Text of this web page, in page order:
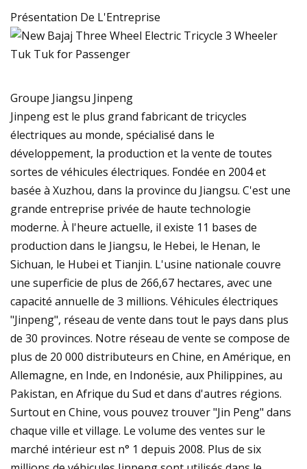
Présentation De L'Entreprise
Groupe Jiangsu Jinpeng
Jinpeng est le plus grand fabricant de tricycles
électriques au monde, spécialisé dans le
développement, la production et la vente de toutes
sortes de véhicules électriques. Fondée en 2004 et
basée à Xuzhou, dans la province du Jiangsu. C'est une
grande entreprise privée de haute technologie
moderne. À l'heure actuelle, il existe 11 bases de
production dans le Jiangsu, le Hebei, le Henan, le
Sichuan, le Hubei et Tianjin. L'usine nationale couvre
une superficie de plus de 266,67 hectares, avec une
capacité annuelle de 3 millions. Véhicules électriques
"Jinpeng", réseau de vente dans tout le pays dans plus
de 30 provinces. Notre réseau de vente se compose de
plus de 20 000 distributeurs en Chine, en Amérique, en
Allemagne, en Inde, en Indonésie, aux Philippines, au
Pakistan, en Afrique du Sud et dans d'autres régions.
Surtout en Chine, vous pouvez trouver "Jin Peng" dans
chaque ville et village. Le volume des ventes sur le
marché intérieur est n° 1 depuis 2008. Plus de six